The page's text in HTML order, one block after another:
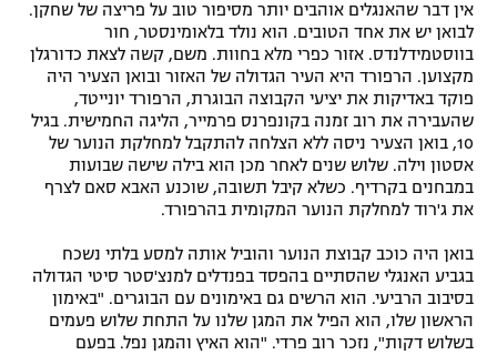
אין דבר שהאנגלים אוהבים יותר מסיפור טוב על פריצה של שחקן.
לבואן יש את אחד הטובים. הוא נולד בלאומינסטר, חור
בווסטמידלנדס. אזור כפרי מלא בחוות. משם, קשה לצאת כדורגלן
מקצוען. הרפורד היא העיר הגדולה של האזור ובואן הצעיר היה
פוקד באדיקות את יציעי הקבוצה הבוגרת, הרפורד יונייטד,
שהעבירה את רוב זמנה בקונפרנס פרמייר, הליגה החמישית. בגיל
10, בואן הצעיר ניסה ללא הצלחה להתקבל למחלקת הנוער של
אסטון וילה. שלוש שנים לאחר מכן הוא בילה שישה שבועות
במבחנים בקרדיף. כשלא קיבל תשובה, שוכנע האבא סאם לצרף
את ג'רוד למחלקת הנוער המקומית בהרפורד.
בואן היה כוכב קבוצת הנוער והוביל אותה למסע בלתי נשכח
בגביע האנגלי שהסתיים בהפסד בפנדלים למנצ'סטר סיטי הגדולה
בסיבוב הרביעי. הוא הרשים גם באימונים עם הבוגרים. "באימון
הראשון שלו, הוא הפיל את המגן שלנו על התחת שלוש פעמים
בשלוש דקות", נזכר רוב פרדי. "הוא האיץ והמגן נפל. בפעם